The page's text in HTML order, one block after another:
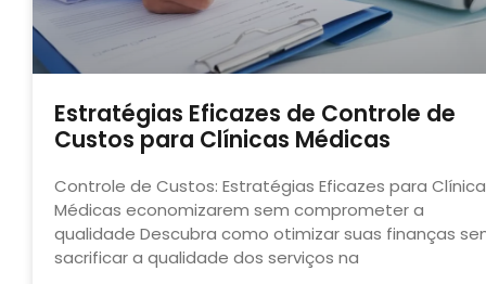
Estratégias Eficazes de Controle de
Custos para Clínicas Médicas
Controle de Custos: Estratégias Eficazes para
Médicas economizarem sem comprometer a
qualidade Descubra como otimizar suas finanças
sacrificar a qualidade dos serviços na